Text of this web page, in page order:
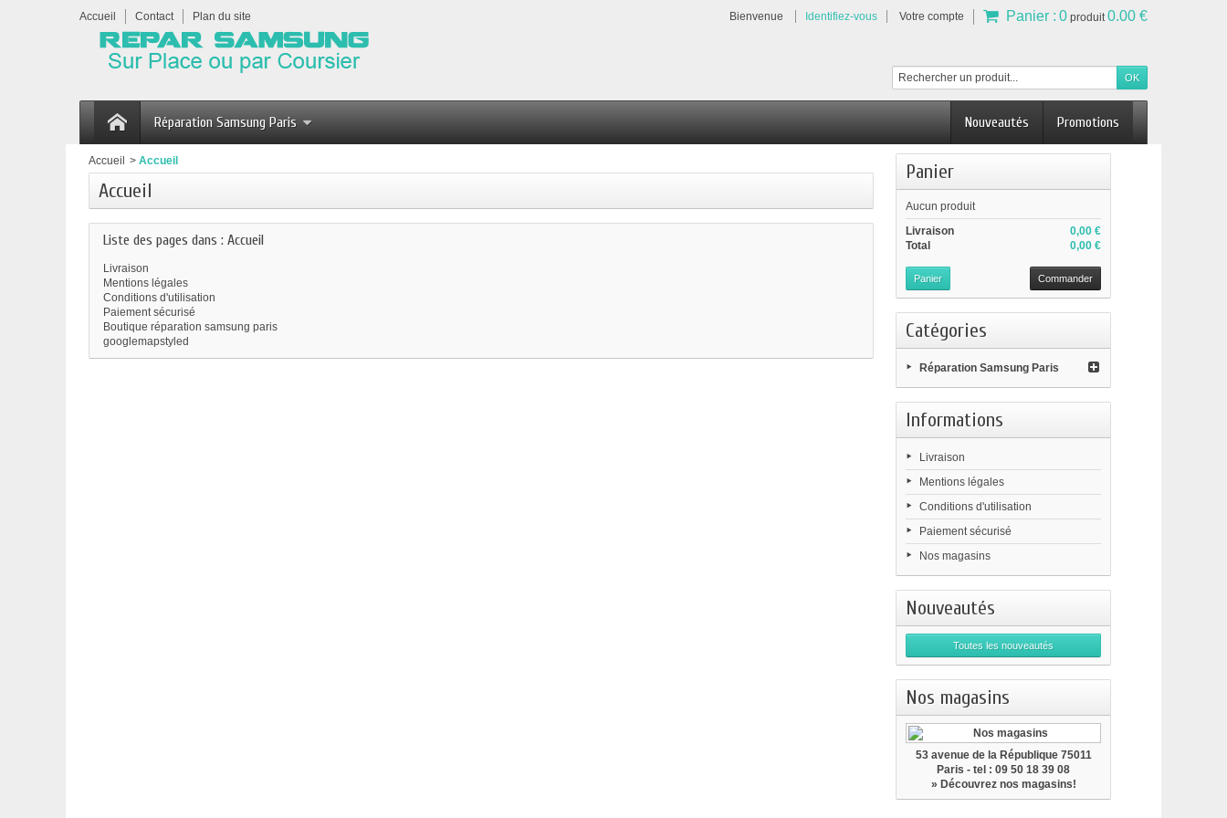
Accueil Contact Plan du site Bienvenue Identifiez-vous Votre compte Panier : 0 produit0.00 €
Promotions
Nouveautés
Réparation Samsung Paris
Accueil > Accueil
Accueil
Liste des pages dans : Accueil
Livraison
Mentions légales
Conditions d'utilisation
Paiement sécurisé
Boutique réparation samsung paris
googlemapstyled
Panier
Aucun produit
0,00 €
Livraison
0,00 €
Total
Panier Commander
Catégories
Réparation Samsung Paris
Informations
Livraison
Mentions légales
Conditions d'utilisation
Paiement sécurisé
Nos magasins
Nouveautés
Toutes les nouveautés
Nos magasins
53 avenue de la République 75011
Paris - tel : 09 50 18 39 08
» Découvrez nos magasins!